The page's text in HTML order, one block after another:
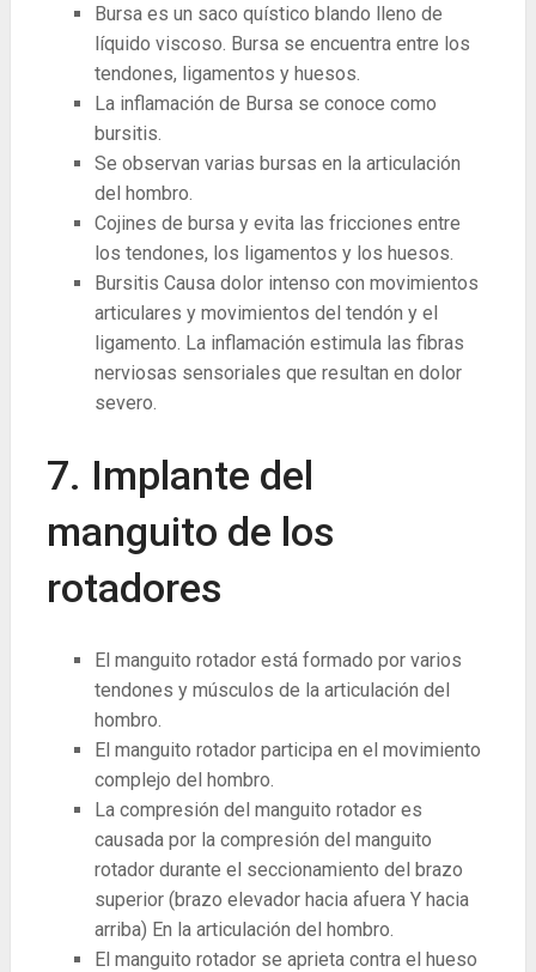
Bursa es un saco quístico blando lleno de
líquido viscoso. Bursa se encuentra entre los
tendones, ligamentos y huesos.
La inflamación de Bursa se conoce como
bursitis.
Se observan varias bursas en la articulación
del hombro.
Cojines de bursa y evita las fricciones entre
los tendones, los ligamentos y los huesos.
Bursitis Causa dolor intenso con movimientos
articulares y movimientos del tendón y el
ligamento. La inflamación estimula las fibras
nerviosas sensoriales que resultan en dolor
severo.
7. Implante del
manguito de los
rotadores
El manguito rotador está formado por varios
tendones y músculos de la articulación del
hombro.
El manguito rotador participa en el movimiento
complejo del hombro.
La compresión del manguito rotador es
causada por la compresión del manguito
rotador durante el seccionamiento del brazo
superior (brazo elevador hacia afuera Y hacia
arriba) En la articulación del hombro.
El manguito rotador se aprieta contra el hueso